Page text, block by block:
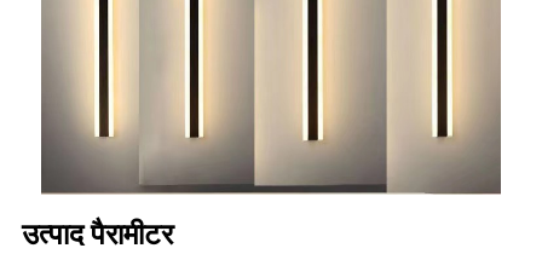
उत्पाद पैरामीटर